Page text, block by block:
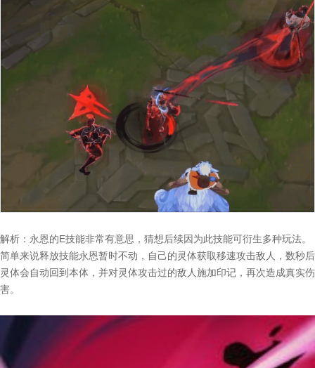
解析：永恩的E技能非常有意思，猜想后续因为此技能可衍生多种玩法。
简单来说释放技能永恩暂时不动，自己的灵体获取移速攻击敌人，数秒后
灵体会自动回到本体，并对灵体攻击过的敌人施加印记，再次造成真实伤
害。